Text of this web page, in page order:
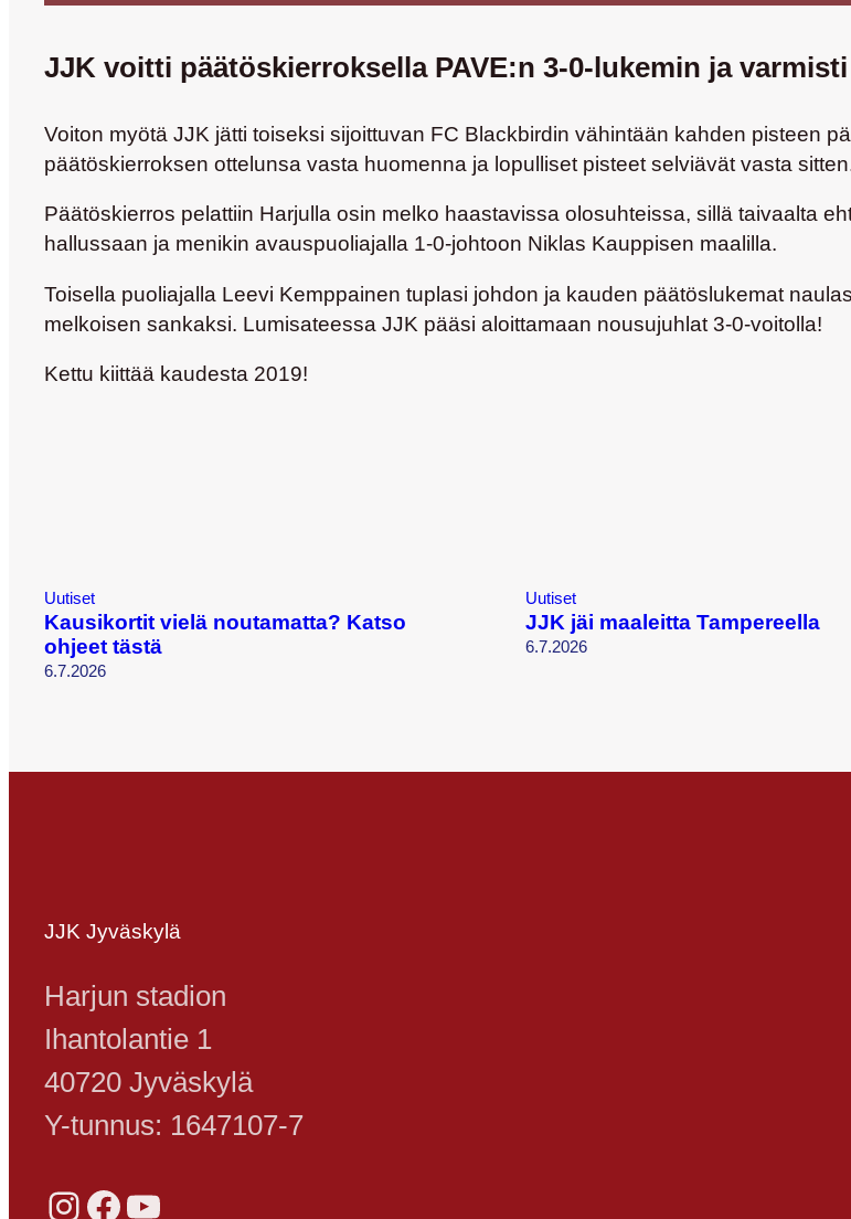
JJK voitti päätöskierroksella PAVE:n 3-0-lukemin ja
Voiton myötä JJK jätti toiseksi sijoittuvan FC Blackbirdin vähintään kahden pisteen
päätöskierroksen ottelunsa vasta huomenna ja lopulliset pisteet selviävät vasta
Päätöskierros pelattiin Harjulla osin melko haastavissa olosuhteissa, sillä taivaalta
hallussaan ja menikin avauspuoliajalla 1-0-johtoon Niklas Kauppisen maalilla.
Toisella puoliajalla Leevi Kemppainen tuplasi johdon ja kauden päätöslukemat
melkoisen sankaksi. Lumisateessa JJK pääsi aloittamaan nousujuhlat 3-0-voitolla!
Kettu kiittää kaudesta 2019!
Uutiset
Kausikortit vielä noutamatta? Katso
ohjeet tästä
6.7.2026
Uutiset
JJK jäi maaleitta Tampereella
6.7.2026
JJK Jyväskylä
Harjun stadion
Ihantolantie 1
40720 Jyväskylä
Y-tunnus: 1647107-7
Instagram Facebook YouTube